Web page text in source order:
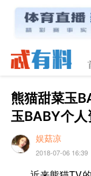
熊猫甜菜玉
玉BABY个
娱菇凉
2018-07-06 16:39